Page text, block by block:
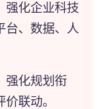
强化企业科技
台、数据、人
强化规划衔
联动。